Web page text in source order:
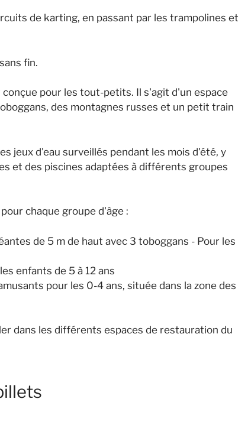
de karting, en passant par les trampolines et
fin.
pour les tout-petits. Il s'agit d'un espace
des montagnes russes et un petit train
jeux d'eau surveillés pendant les mois d'été, y
et des piscines adaptées à différents groupes
chaque groupe d'âge :
de 5 m de haut avec 3 toboggans - Pour les
enfants de 5 à 12 ans
pour les 0-4 ans, située dans la zone des
dans les différents espaces de restauration du